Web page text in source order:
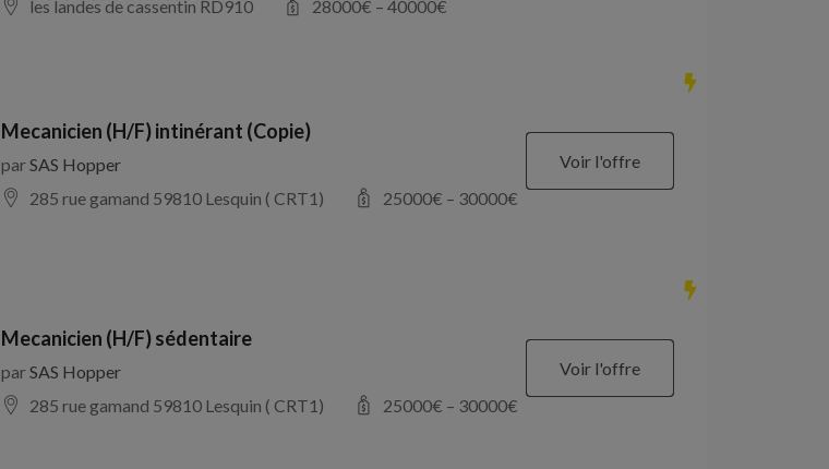
les landes de cassentin RD910
28000€ – 40000€
Mecanicien (H/F) intinérant (Copie)
parSAS Hopper
285 rue gamand 59810 Lesquin ( CRT1)
25000€ – 30000€
Voir l'offre
Mecanicien (H/F) sédentaire
parSAS Hopper
285 rue gamand 59810 Lesquin ( CRT1)
25000€ – 30000€
Voir l'offre